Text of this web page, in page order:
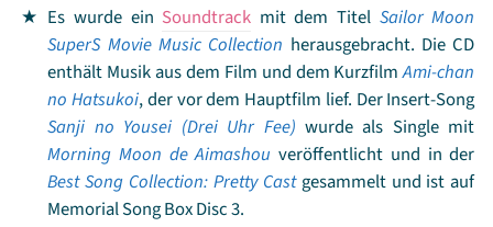
Es wurde ein Soundtrack mit dem Titel Sailor Moon
SuperS Movie Music Collection herausgebracht. Die CD
enthält Musik aus dem Film und dem KurzfilmAmi-chan
no Hatsukoi, der vor dem Hauptfilm lief. Der Insert-Song
Sanji no Yousei (Drei Uhr Fee) wurde als Single mit
Morning Moon de Aimashou veröffentlicht und in der
Best Song Collection: Pretty Castgesammelt und ist auf
Memorial Song Box Disc 3.